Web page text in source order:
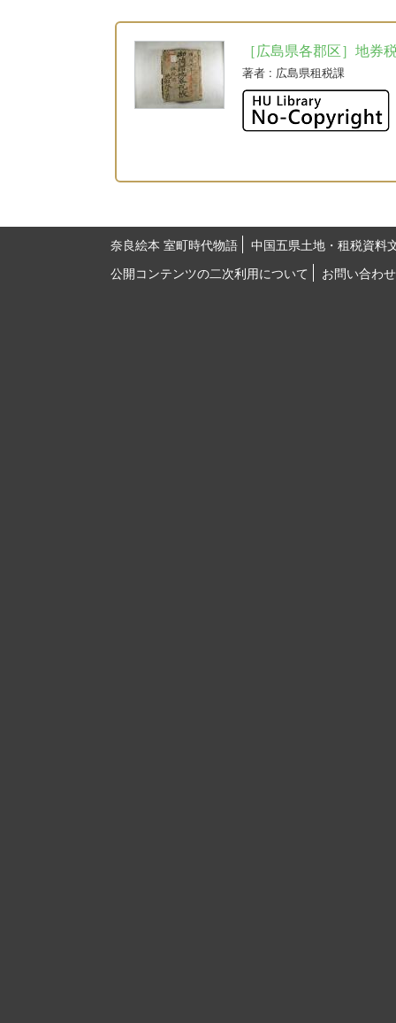
［広島県各郡区］地
著者 : 広島県租税課
奈良絵本 室町時代物語
中国五県土地・租税資料
公開コンテンツの二次利用について
お問い合わせ